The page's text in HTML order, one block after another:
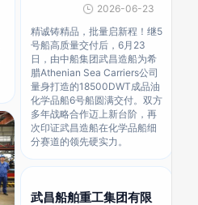
2026-06-23
精诚铸精品，批量启新程！继5
号船高质量交付后，6月23
日，由中船集团武昌造船为希
腊Athenian Sea Carriers公司
量身打造的18500DWT成品油
化学品船6号船圆满交付。双方
多年战略合作迈上新台阶，再
次印证武昌造船在化学品船细
分赛道的领先硬实力。
武昌船舶重工集团有限